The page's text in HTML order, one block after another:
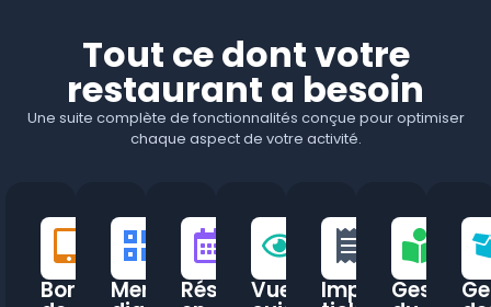
Tout ce dont votre
restaurant a besoin
Une suite complète de fonctionnalités conçue pour optimiser
chaque aspect de votre activité.
Borne Menu Réservations
Vue ImpressionGestion